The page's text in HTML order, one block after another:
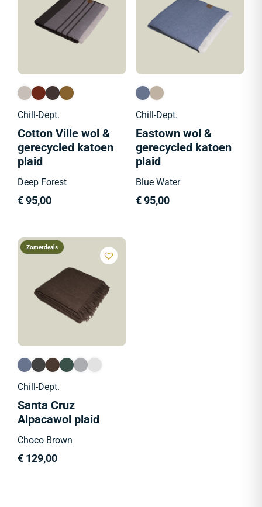
Chill-Dept.
Cotton Ville wol &
gerecycled katoen
plaid
Deep Forest
€ 95,00
Chill-Dept.
Eastown wol &
gerecycled katoen
plaid
Blue Water
€95,00
Zomerdeals
Chill-Dept.
Santa Cruz
Alpacawol plaid
Choco Brown
€ 129,00